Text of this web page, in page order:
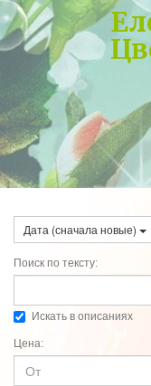
Дата (сначала новые)
Поиск по тексту:
Искать в описаниях
Цена: